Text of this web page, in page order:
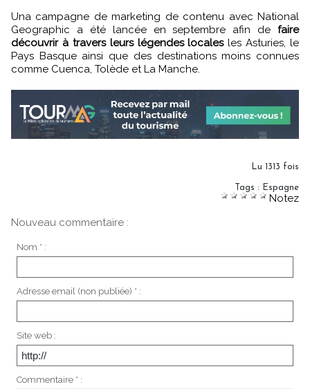
Una campagne de marketing de contenu avec National
Geographic a été lancée en septembre afin de faire
découvrir à travers leurs légendes localesles Asturies, le
Pays Basque ainsi que des destinations moins connues
comme Cuenca, Tolède et La Manche.
Lu 1313 fois
Tags : Espagne
Notez
Nouveau commentaire :
Nom * :
Adresse email (non publiée) * :
Site web :
Commentaire * :